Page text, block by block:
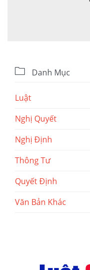
 Danh Mục
Luật
Nghị Quyết
Nghị Định
Thông Tư
Quyết Định
Văn Bản Khác